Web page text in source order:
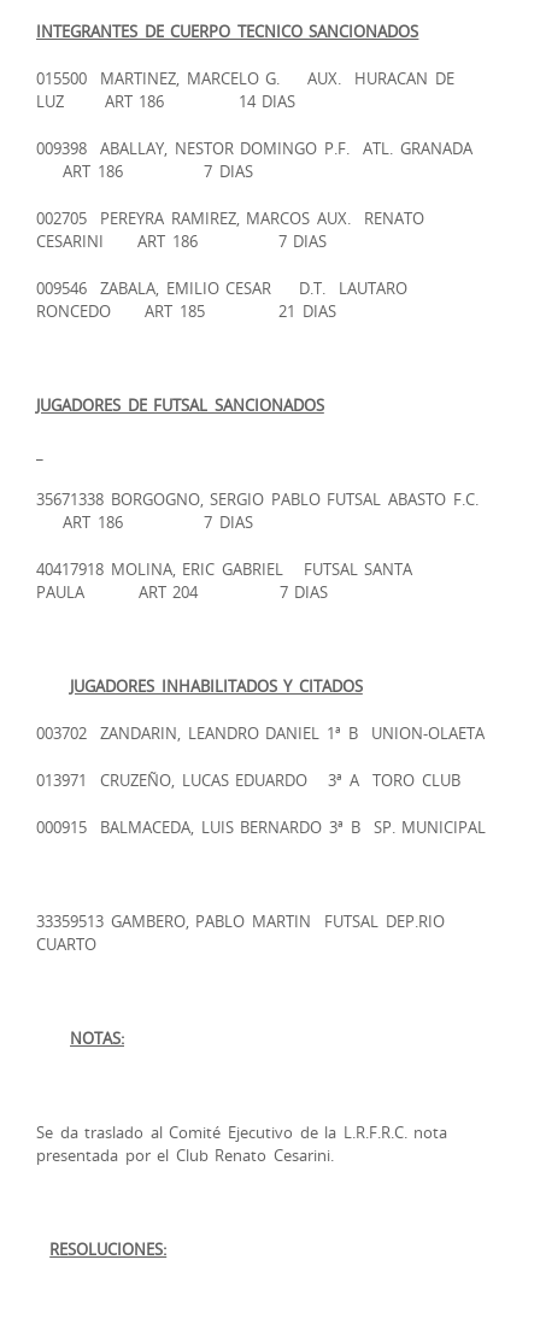
INTEGRANTES DE CUERPO TECNICO SANCIONADOS
015500 MARTINEZ, MARCELO G. AUX. HURACAN DE
LUZ ART 186 14 DIAS
009398 ABALLAY, NESTOR DOMINGO P.F. ATL. GRANADA
ART 186 7 DIAS
002705 PEREYRA RAMIREZ, MARCOS AUX. RENATO
CESARINI ART 186 7 DIAS
009546 ZABALA, EMILIO CESAR D.T. LAUTARO
RONCEDO ART 185 21 DIAS
JUGADORES DE FUTSAL SANCIONADOS
35671338 BORGOGNO, SERGIO PABLO FUTSAL ABASTO F.C.
ART 186 7 DIAS
40417918 MOLINA, ERIC GABRIEL FUTSAL SANTA
PAULA ART 204 7 DIAS
JUGADORES INHABILITADOS Y CITADOS
003702 ZANDARIN, LEANDRO DANIEL 1ª B UNION-OLAETA
013971 CRUZEÑO, LUCAS EDUARDO 3ª A TORO CLUB
000915 BALMACEDA, LUIS BERNARDO 3ª B SP. MUNICIPAL
33359513 GAMBERO, PABLO MARTIN FUTSAL DEP.RIO
CUARTO
NOTAS:
Se da traslado al Comité Ejecutivo de la L.R.F.R.C. nota
presentada por el Club Renato Cesarini.
RESOLUCIONES: